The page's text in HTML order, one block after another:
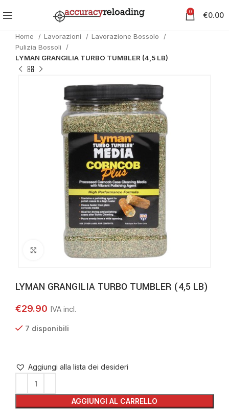
0 €0.00
Home Lavorazioni
Lavorazione Bossolo
Pulizia Bossoli
LYMAN GRANGILIA TURBO TUMBLER (4,5 LB)
Clicca per ingrandire
LYMAN GRANGILIA TURBO TUMBLER (4,5 LB)
€29.90
7 disponibili
AGGIUNGI AL CARRELLO
Aggiungi alla lista dei desideri